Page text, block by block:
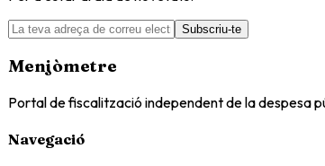
Subscriu-te
Menjòmetre
Portal de fiscalització independent de la despesa
Navegació